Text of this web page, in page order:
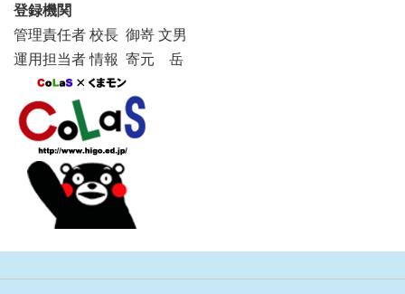
登録機関
管理責任者 校長 御嵜 文男
運用担当者 情報 寄元 岳